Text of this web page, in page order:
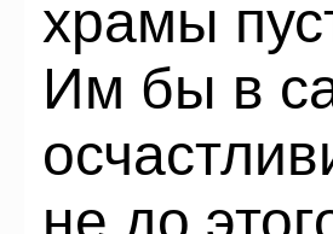
храмы
Им бы в
не до